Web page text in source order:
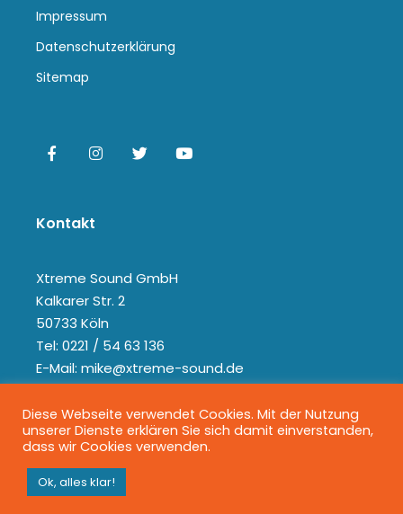
Impressum
Datenschutzerklärung
Sitemap
Kontakt
Xtreme Sound GmbH
Kalkarer Str. 2
50733 Köln
Tel: 0221 / 54 63 136
E-Mail: mike@xtreme-sound.de
Diese Webseite verwendet Cookies. Mit der Nutzung
unserer Dienste erklären Sie sich damit einverstanden,
dass wir Cookies verwenden.
Ok, alles klar!